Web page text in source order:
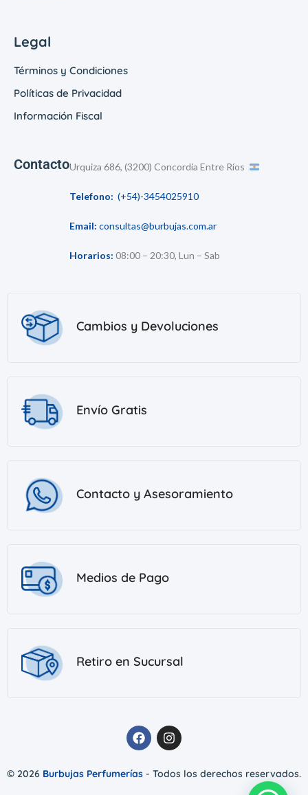
Legal
Términos y Condiciones
Políticas de Privacidad
Información Fiscal
ContactoUrquiza 686, (3200) Concordia Entre Ríos
Telefono: (+54)-3454025910
Email: consultas@burbujas.com.ar
Horarios: 08:00 – 20:30, Lun – Sab
Cambios y Devoluciones
Envío Gratis
Contacto y Asesoramiento
Medios de Pago
Retiro en Sucursal
© 2026 Burbujas Perfumerías - Todos los derechos reservados.